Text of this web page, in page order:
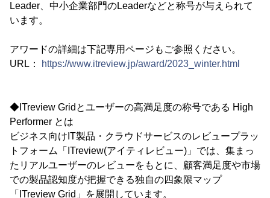
Leader、中小企業部門のLeaderなどと称号が与えられて
います。
アワードの詳細は下記専用ページもご参照ください。
URL：
https://www.itreview.jp/award/2023_winter.html
◆ITreview Gridとユーザーの高満足度の称号である High
Performer とは
ビジネス向けIT製品・クラウドサービスのレビュープラッ
トフォーム「ITreview(アイティレビュー)」では、集まっ
たリアルユーザーのレビューをもとに、顧客満足度や市場
での製品認知度が把握できる独自の四象限マップ
「ITreview Grid」を展開しています。